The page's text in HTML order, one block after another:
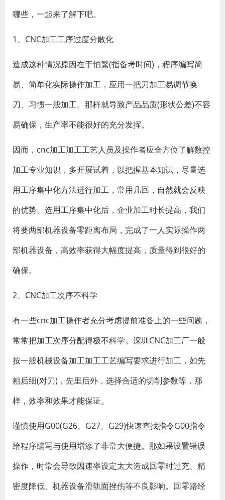
哪些，一起来了解下吧。
1、CNC加工工序过度分散化
造成这种情况原因在于怕繁(指备考时间)，程序编写简
易、简单化实际操作加工，应用一把刀加工易调节换
刀、习惯一般加工。那样就导致产品品质(形状公差)不容
易确保，生产率不能很好的充分发挥。
因而，cnc加工加工工艺人员及操作者应全方位了解数控
加工专业知识，多开展试着，以把握基本知识，尽量选
用工序集中化方法进行加工，常用几回，自然就会反映
的优势。选用工序集中化后，企业加工时长提高，我们
将要两部机器设备零距离布局，完成了一人实际操作两
部机器设备，高效率获得大幅度提高，质量得到很好的
确保。
2、 CNC加工次序不科学
有一些cnc加工操作者充分考虑提前准备上的一些问题，
常常把加工次序分配得极不科学。深圳CNC加工厂一般
按一般机械设备加工加工工艺编写要求进行加工，如先
粗后细(对刀)，先里后外，选择合适的切削参数等，那
样，效率和效果才能保证。
谨慎使用G00(G26、G27、G29)快速查找指令G00指令
给程序编写与使用增添了非常大便捷。那如果设置错误
操作，时常会导致因速率设定太大造成回零时过充、精
密度降低、机器设备滑轨面挫伤等不良影响。回零路经